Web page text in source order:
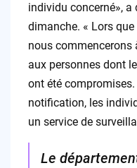
individu concerné», a
dimanche. « Lors
nous commencerons
aux personnes dont
ont été
notification, les
un service de
Le